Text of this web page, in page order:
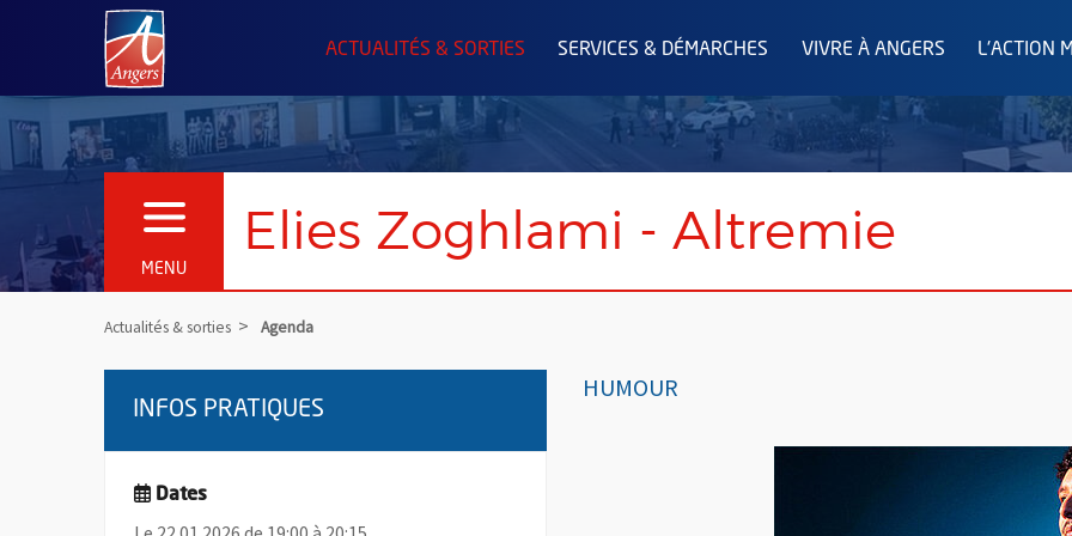
Angers.fr : Retour à l'accueil
ACTUALITÉS & SORTIES SERVICES & DÉMARCHES VIVRE À ANGERS L'ACTION
MENU
OUVRIR LE MENU Elies Zoghlami - Altremie
Actualités & sorties Agenda
HUMOUR
INFOS PRATIQUES
Dates